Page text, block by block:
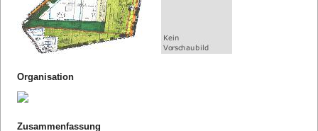
Organisation
Zusammenfassung